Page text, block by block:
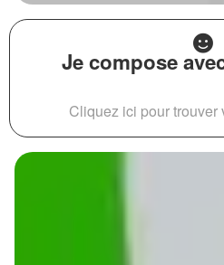
Je compose
Cliquez ici pour trouver